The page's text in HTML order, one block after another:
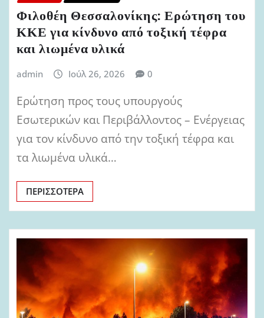
Φιλοθέη Θεσσαλονίκης: Ερώτηση του
ΚΚΕ για κίνδυνο από τοξική τέφρα
και λιωμένα υλικά
admin Ιούλ 26, 2026 0
Ερώτηση προς τους υπουργούς
Εσωτερικών και Περιβάλλοντος – Ενέργειας
για τον κίνδυνο από την τοξική τέφρα και
τα λιωμένα υλικά…
ΠΕΡΙΣΣΌΤΕΡΑ